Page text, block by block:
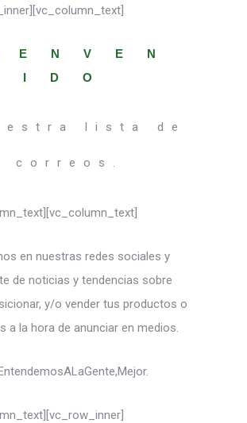
IDO
lista de
correos.
en nuestras redes sociales y
de noticias y tendencias sobre
y/o vender tus productos o
a la hora de anunciar en medios.